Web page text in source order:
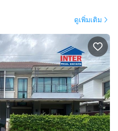
ม.
หม่ เมืองสมุทรปราการ
ตลาดน้ำ, 7-Eleven, และ
บครัน
ดูเพิ่มเติม